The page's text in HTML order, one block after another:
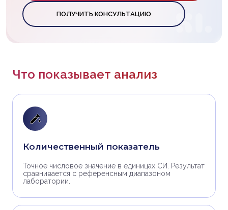
ПОЛУЧИТЬ КОНСУЛЬТАЦИЮ
Что показывает анализ
Количественный показатель
Точное числовое значение в единицах СИ. Результат
сравнивается с референсным диапазоном
лаборатории.